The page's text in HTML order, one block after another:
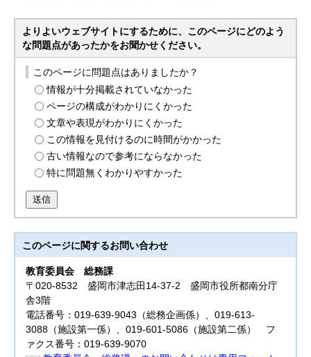
よりよいウェブサイトにするために、このページにどのよう
な問題点があったかをお聞かせください。
このページに問題点はありましたか？
情報が十分掲載されていなかった
ページの構成がわかりにくかった
文章や表現がわかりにくかった
この情報を見付けるのに時間がかかった
古い情報なので参考にならなかった
特に問題無くわかりやすかった
送信
このページに関するお問い合わせ
教育委員会総務課
〒020-8532 盛岡市津志田14-37-2 盛岡市役所都南分庁
舎3階
電話番号：019-639-9043（総務企画係）、019-613-
3088（施設第一係）、019-601-5086（施設第二係） フ
ァクス番号：019-639-9070